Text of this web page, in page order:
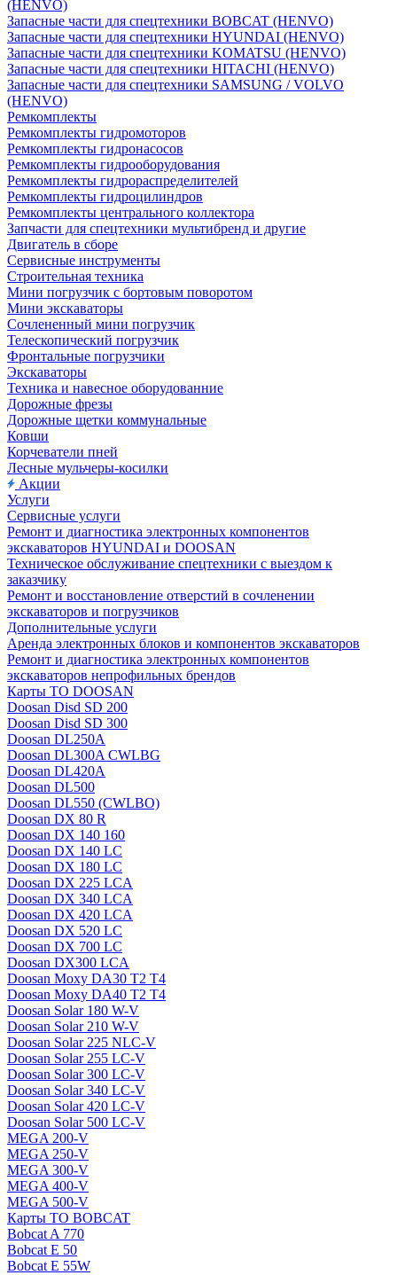
(HENVO)
Запасные части для спецтехники BOBCAT (HENVO)
Запасные части для спецтехники HYUNDAI (HENVO)
Запасные части для спецтехники KOMATSU (HENVO)
Запасные части для спецтехники HITACHI (HENVO)
Запасные части для спецтехники SAMSUNG / VOLVO
(HENVO)
Ремкомплекты
Ремкомплекты гидромоторов
Ремкомплекты гидронасосов
Ремкомплекты гидрооборудования
Ремкомплекты гидрораспределителей
Ремкомплекты гидроцилиндров
Ремкомплекты центрального коллектора
Запчасти для спецтехники мультибренд и другие
Двигатель в сборе
Сервисные инструменты
Строительная техника
Мини погрузчик с бортовым поворотом
Мини экскаваторы
Сочлененный мини погрузчик
Телескопический погрузчик
Фронтальные погрузчики
Экскаваторы
Техника и навесное оборудованние
Дорожные фрезы
Дорожные щетки коммунальные
Ковши
Корчеватели пней
Лесные мульчеры-косилки
Акции
Услуги
Сервисные услуги
Ремонт и диагностика электронных компонентов
экскаваторов HYUNDAI и DOOSAN
Техническое обслуживание спецтехники с выездом к
заказчику
Ремонт и восстановление отверстий в сочленении
экскаваторов и погрузчиков
Дополнительные услуги
Аренда электронных блоков и компонентов экскаваторов
Ремонт и диагностика электронных компонентов
экскаваторов непрофильных брендов
Карты ТО DOOSAN
Doosan Disd SD 200
Doosan Disd SD 300
Doosan DL250A
Doosan DL300A CWLBG
Doosan DL420A
Doosan DL500
Doosan DL550 (CWLBO)
Doosan DX 80 R
Doosan DX 140 160
Doosan DX 140 LC
Doosan DX 180 LC
Doosan DX 225 LCA
Doosan DX 340 LCA
Doosan DX 420 LCA
Doosan DX 520 LC
Doosan DX 700 LC
Doosan DX300 LCA
Doosan Moxy DA30 T2 T4
Doosan Moxy DA40 T2 T4
Doosan Solar 180 W-V
Doosan Solar 210 W-V
Doosan Solar 225 NLC-V
Doosan Solar 255 LC-V
Doosan Solar 300 LC-V
Doosan Solar 340 LC-V
Doosan Solar 420 LC-V
Doosan Solar 500 LC-V
MEGA 200-V
MEGA 250-V
MEGA 300-V
MEGA 400-V
MEGA 500-V
Карты ТО BOBCAT
Bobcat A 770
Bobcat E 50
Bobcat E 55W